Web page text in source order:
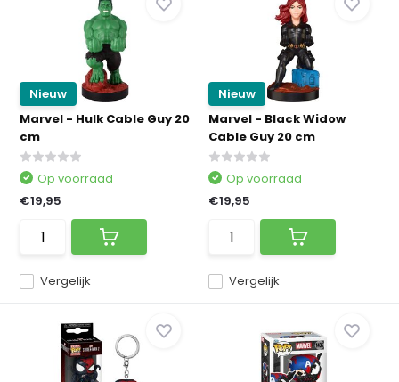
Nieuw
Marvel - Hulk Cable Guy 20
cm
Vergelijk
Op voorraad
€19,95
Nieuw
Marvel - Black Widow
Cable Guy 20 cm
Vergelijk
Op voorraad
€19,95